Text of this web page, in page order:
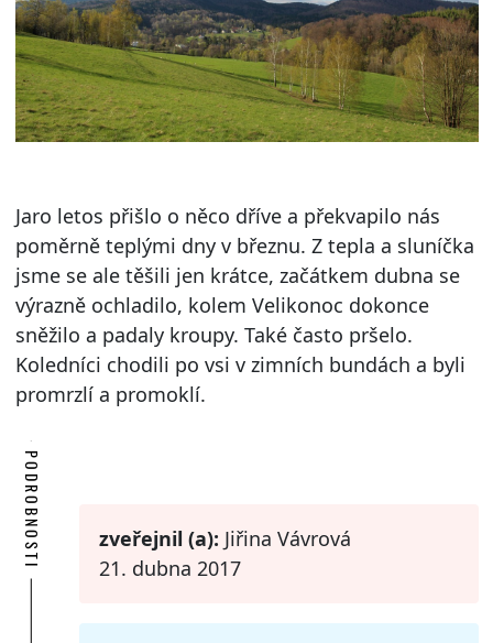
Jaro letos přišlo o něco dříve a překvapilo nás
poměrně teplými dny v březnu. Z tepla a sluníčka
jsme se ale těšili jen krátce, začátkem dubna se
výrazně ochladilo, kolem Velikonoc dokonce
sněžilo a padaly kroupy. Také často pršelo.
Koledníci chodili po vsi v zimních bundách a byli
promrzlí a promoklí.
PODROBNOSTI zveřejnil (a): Jiřina Vávrová
21. dubna 2017